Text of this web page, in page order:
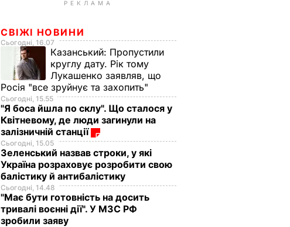
РЕКЛАМА
СВІЖІ НОВИНИ
Сьогодні, 16.07
Казанський: Пропустили
круглу дату. Рік тому
Лукашенко заявляв, що
Росія "все зруйнує та захопить"
Сьогодні, 15.55
"Я боса йшла по склу". Що сталося у
Квітневому, де люди загинули на
залізничній станції
Сьогодні, 15.05
Зеленський назвав строки, у які
Україна розраховує розробити свою
балістику й антибалістику
Сьогодні, 14.48
"Має бути готовність на досить
тривалі воєнні дії". У МЗС РФ
зробили заяву